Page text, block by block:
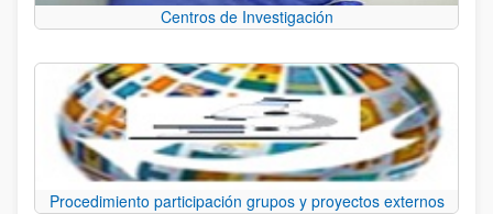
Centros de Investigación
Procedimiento participación grupos y proyectos externos